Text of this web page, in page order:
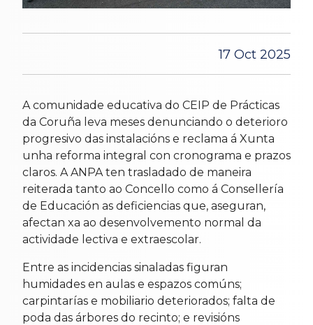
17 Oct 2025
A comunidade educativa do CEIP de Prácticas
da Coruña leva meses denunciando o deterioro
progresivo das instalacións e reclama á Xunta
unha reforma integral con cronograma e prazos
claros. A ANPA ten trasladado de maneira
reiterada tanto ao Concello como á Consellería
de Educación as deficiencias que, aseguran,
afectan xa ao desenvolvemento normal da
actividade lectiva e extraescolar.
Entre as incidencias sinaladas figuran
humidades en aulas e espazos comúns;
carpintarías e mobiliario deteriorados; falta de
poda das árbores do recinto; e revisións